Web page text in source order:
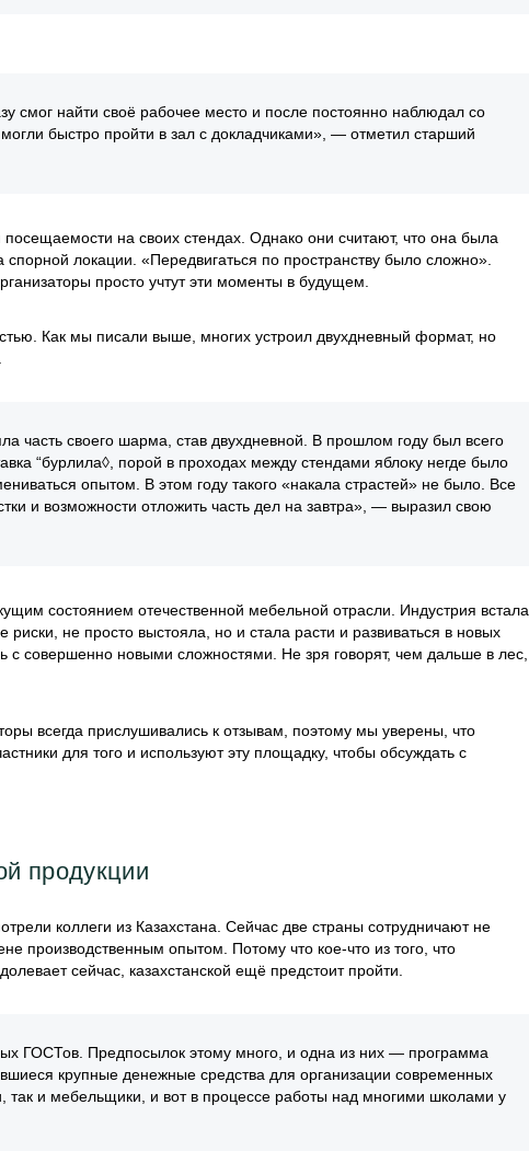
смог найти своё рабочее место и после постоянно наблюдал со
быстро пройти в зал с докладчиками», — отметил старший
на своих стендах. Однако они считают, что она была
локации. «Передвигаться по пространству было сложно».
просто учтут эти моменты в будущем.
Как мы писали выше, многих устроил двухдневный формат, но
часть своего шарма, став двухдневной. В прошлом году был всего
“бурлила◊, порой в проходах между стендами яблоку негде было
опытом. В этом году такого «накала страстей» не было. Все
и возможности отложить часть дел на завтра», — выразил свою
состоянием отечественной мебельной отрасли. Индустрия встала
не просто выстояла, но и стала расти и развиваться в новых
совершенно новыми сложностями. Не зря говорят, чем дальше в лес,
всегда прислушивались к отзывам, поэтому мы уверены, что
для того и используют эту площадку, чтобы обсуждать с
продукции
коллеги из Казахстана. Сейчас две страны сотрудничают не
производственным опытом. Потому что кое-что из того, что
сейчас, казахстанской ещё предстоит пройти.
ГОСТов. Предпосылок этому много, и одна из них — программа
крупные денежные средства для организации современных
так и мебельщики, и вот в процессе работы над многими школами у